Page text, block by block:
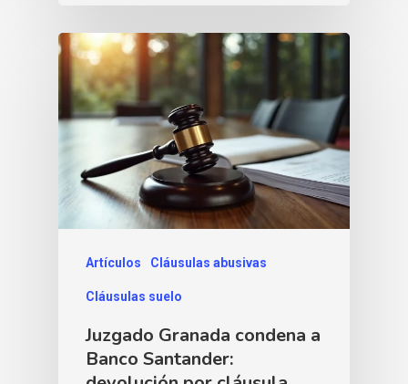
Artículos Cláusulas abusivas
Cláusulas suelo
Juzgado Granada condena a
Banco Santander: